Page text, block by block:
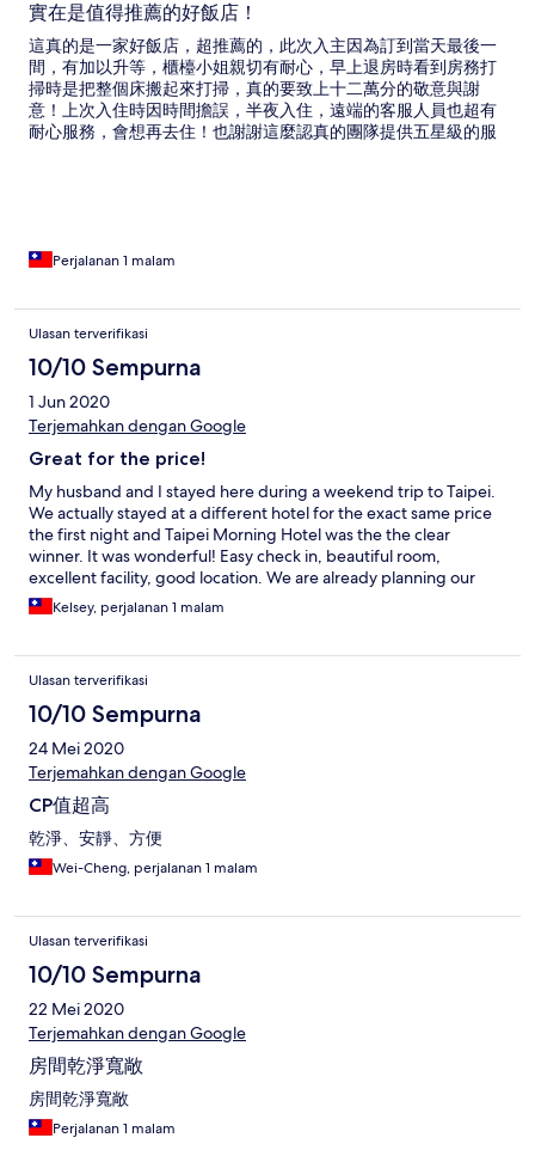
實在是值得推薦的好飯店！
這真的是一家好飯店，超推薦的，此次入主因為訂到當天最後一
間，有加以升等，櫃檯小姐親切有耐心，早上退房時看到房務打
掃時是把整個床搬起來打掃，真的要致上十二萬分的敬意與謝
意！上次入住時因時間擔誤，半夜入住，遠端的客服人員也超有
耐心服務，會想再去住！也謝謝這麼認真的團隊提供五星級的服
Perjalanan 1 malam
Ulasan terverifikasi
10/10 Sempurna
1 Jun 2020
Terjemahkan dengan Google
Great for the price!
My husband and I stayed here during a weekend trip to Taipei.
We actually stayed at a different hotel for the exact same price
the first night and Taipei Morning Hotel was the the clear
winner. It was wonderful! Easy check in, beautiful room,
excellent facility, good location. We are already planning our
next stay here. Excellent value!
Kelsey, perjalanan 1 malam
Ulasan terverifikasi
10/10 Sempurna
24 Mei 2020
Terjemahkan dengan Google
CP值超高
乾淨、安靜、方便
Wei-Cheng, perjalanan 1 malam
Ulasan terverifikasi
10/10 Sempurna
22 Mei 2020
Terjemahkan dengan Google
房間乾淨寬敞
房間乾淨寬敞
Perjalanan 1 malam